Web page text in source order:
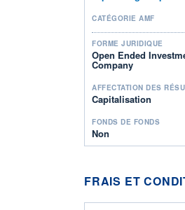
CATÉGORIE AMF
FORME JURIDIQUE
Open Ended
Company
AFFECTATION DES
Capitalisation
FONDS DE FONDS
Non
FRAIS ET